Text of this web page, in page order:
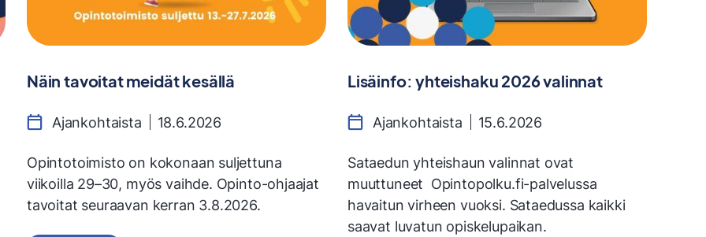
Näin tavoitat meidät kesällä
Ajankohtaista 18.6.2026
Opintotoimisto on kokonaan suljettuna
viikoilla 29–30, myös vaihde. Opinto-ohjaajat
tavoitat seuraavan kerran 3.8.2026.
Lisäinfo: yhteishaku 2026 valinnat
Ajankohtaista 15.6.2026
Sataedun yhteishaun valinnat ovat
muuttuneet Opintopolku.fi-palvelussa
havaitun virheen vuoksi. Sataedussa kaikki
saavat luvatun opiskelupaikan.